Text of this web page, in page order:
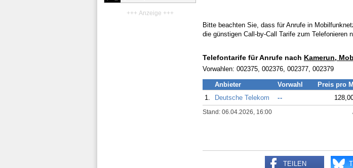
+++ Anzeige +++
Bitte beachten Sie, dass für Anrufe in
die günstigen Call-by-Call Tarife zum Telefonieren
Telefontarife für Anrufe nach Kamerun,
Vorwahlen: 002375, 002376, 002377, 002379
Anbieter Vorwahl Preis pro
1.
Deutsche Telekom --
Stand: 06.04.2026, 16:00
TEILEN